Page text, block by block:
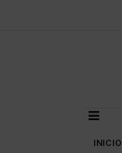
INICIO